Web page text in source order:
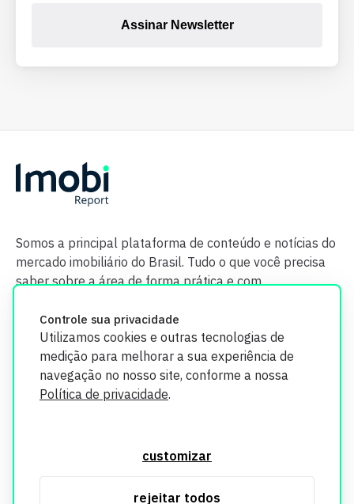
Controle sua privacidade
Utilizamos cookies e outras tecnologias de
medição para melhorar a sua experiência de
navegação no nosso site, conforme a nossa
Política de privacidade.
customizar
rejeitar todos
Assinar Newsletter
Somos a principal plataforma de conteúdo e notícias do
mercado imobiliário do Brasil. Tudo o que você precisa
saber sobre a área de forma prática e com
segurança. Todos os dados coletados em nosso site são
utilizados exclusivamente para fins de aprimoramento de
informações, consulte nossa Política de Privacidade.